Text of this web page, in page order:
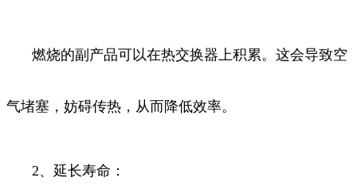
燃烧的副产品可以在热交换器上积累。这会导致空
气堵塞，妨碍传热，从而降低效率。
2、延长寿命：